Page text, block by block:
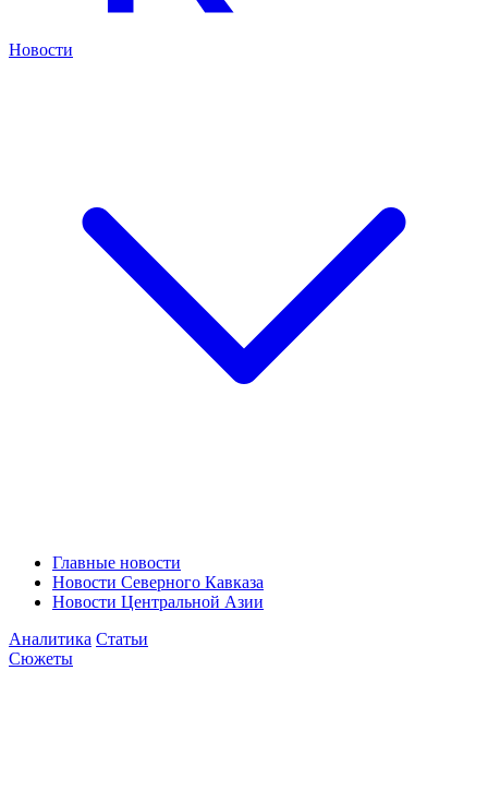
Новости
Главные новости
Новости Северного Кавказа
Новости Центральной Азии
Аналитика Статьи
Сюжеты